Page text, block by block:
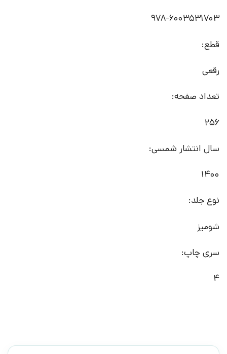
978-6003531703
قطع:
رقعی
تعداد صفحه:
256
سال انتشار شمسی:
1400
نوع جلد:
شومیز
سری چاپ:
4